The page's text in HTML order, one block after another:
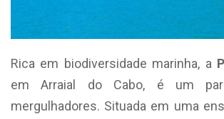
Rica em biodiversidade marinha, a
em Arraial do Cabo, é um
mergulhadores. Situada em uma